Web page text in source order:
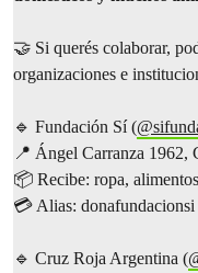
🤝 Si querés colaborar,
organizaciones e
🔹 Fundación Sí (
📍 Ángel Carranza
📦 Recibe: ropa,
💳 Alias: donafundacionsi
🔹 Cruz Roja Argentina (